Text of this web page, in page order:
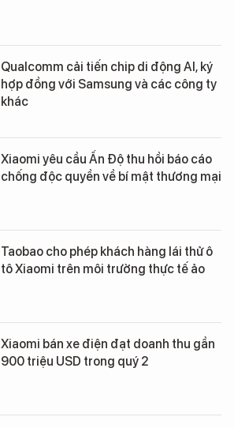
Qualcomm cải tiến chip di động AI, ký
hợp đồng với Samsung và các công ty
khác
Xiaomi yêu cầu Ấn Độ thu hồi báo cáo
chống độc quyền về bí mật thương mại
Taobao cho phép khách hàng lái thử ô
tô Xiaomi trên môi trường thực tế ảo
Xiaomi bán xe điện đạt doanh thu gần
900 triệu USD trong quý 2